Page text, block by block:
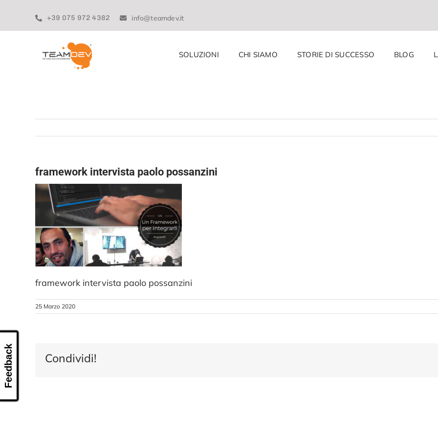
content
+39 075 972 4382 info@teamdev.it
SOLUZIONI CHI SIAMO STORIE DI SUCCESSO BLOG
framework intervista paolo possanzini
framework intervista paolo possanzini
25 Marzo 2020
Condividi!
Feedback